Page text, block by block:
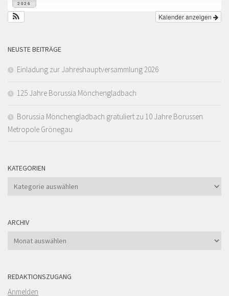
2026
Kalender anzeigen
NEUSTE BEITRÄGE
Einladung zur Jahreshauptversammlung 2026
125 Jahre Borussia Mönchengladbach
Borussia Mönchengladbach gratuliert zu 10 Jahre Borussen
Metropole Grönegau
KATEGORIEN
Kategorien
ARCHIV
Archiv
REDAKTIONSZUGANG
Anmelden